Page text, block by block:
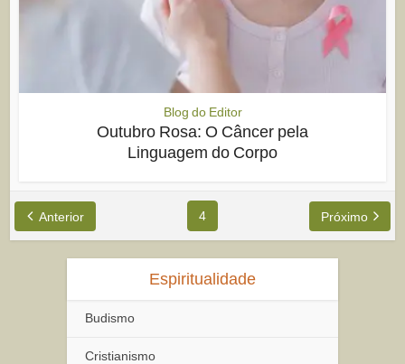
Blog do Editor
Outubro Rosa: O Câncer pela
Linguagem do Corpo
Anterior 4 Próximo
Espiritualidade
Budismo
Cristianismo